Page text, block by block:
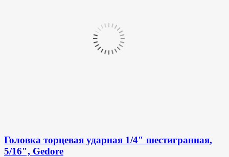
Головка торцевая ударная 1/4″ шестигранная,
5/16″, Gedore